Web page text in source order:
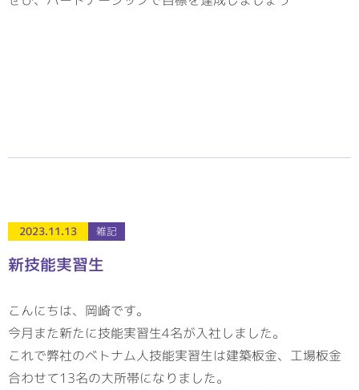
2023.11.13 雑記
新技能実習生
こんにちは、岡崎です。
今月また新たに技能実習生4名が入社しました。
これで弊社のベトナム人技能実習生は建築板金、工場板金
合わせて13名の大所帯になりました。